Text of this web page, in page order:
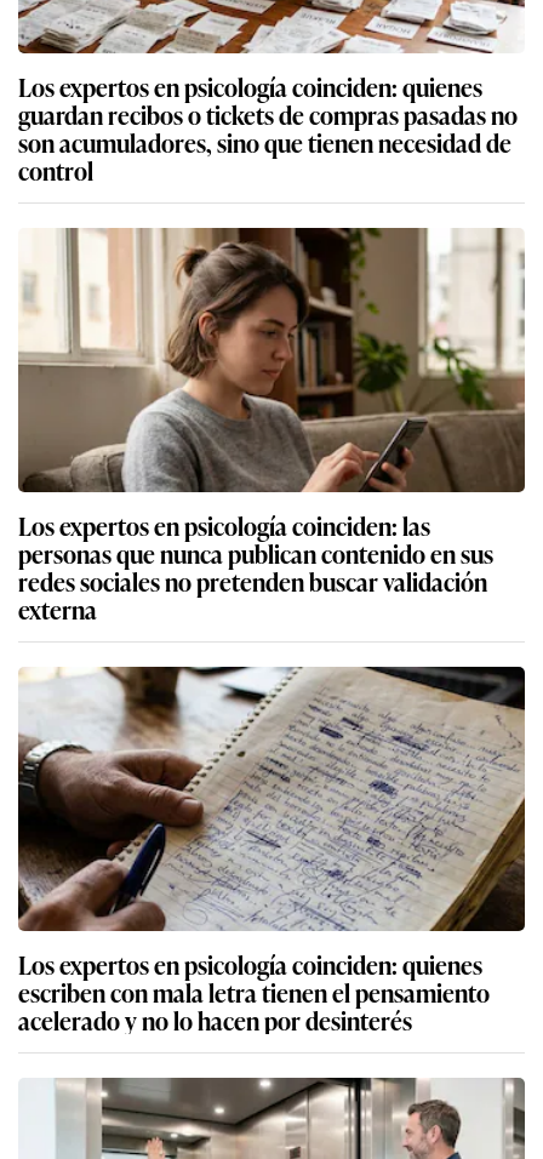
Los expertos en psicología coinciden: quienes
guardan recibos o tickets de compras pasadas no
son acumuladores, sino que tienen necesidad de
control
Los expertos en psicología coinciden: las
personas que nunca publican contenido en sus
redes sociales no pretenden buscar validación
externa
Los expertos en psicología coinciden: quienes
escriben con mala letra tienen el pensamiento
acelerado y no lo hacen por desinterés